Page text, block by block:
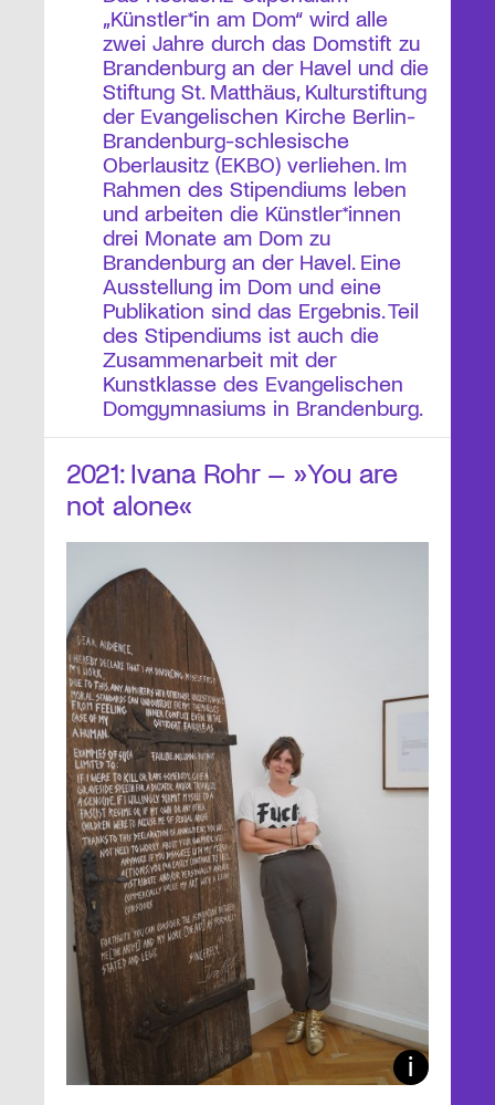
„Künstler*in am Dom“ wird alle
zwei Jahre durch das Domstift zu
Brandenburg an der Havel und die
Stiftung St. Matthäus, Kulturstiftung
der Evangelischen Kirche Berlin-
Brandenburg-schlesische
Oberlausitz (EKBO) verliehen. Im
Rahmen des Stipendiums leben
und arbeiten die Künstler*innen
drei Monate am Dom zu
Brandenburg an der Havel. Eine
Ausstellung im Dom und eine
Publikation sind das Ergebnis. Teil
des Stipendiums ist auch die
Zusammenarbeit mit der
Kunstklasse des Evangelischen
Domgymnasiums in Brandenburg.
2021: Ivana Rohr – »You are
not alone«